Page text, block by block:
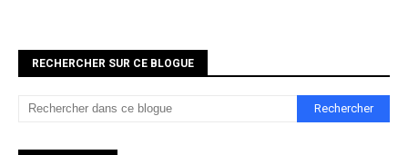
RECHERCHER SUR CE BLOGUE